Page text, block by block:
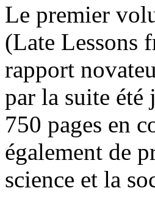
Le premier
(Late Lessons
rapport
par la suite été
750 pages en
également de
science et la